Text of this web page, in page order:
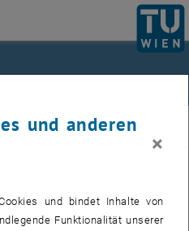
und anderen
×
und bindet Inhalte von
Funktionalität unserer